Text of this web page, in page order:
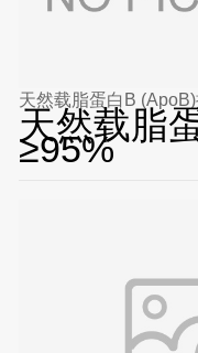
天然载脂蛋白B
天然载脂
≥95%